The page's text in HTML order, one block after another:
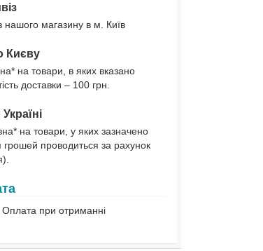
магазину в м. Київ
Києву
на товари, в яких вказано
доставки – 100 грн.
на товари, у яких зазначено
проводиться за рахунок
Оплата при отриманні